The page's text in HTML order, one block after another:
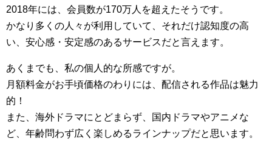
2018年には、会員数が170万人を超えたそうです。
かなり多くの人々が利用していて、それだけ認知度の高
い、安心感・安定感のあるサービスだと言えます。
あくまでも、私の個人的な所感ですが。
月額料金がお手頃価格のわりには、配信される作品は魅力
的！
また、海外ドラマにとどまらず、国内ドラマやアニメな
ど、年齢問わず広く楽しめるラインナップだと思います。